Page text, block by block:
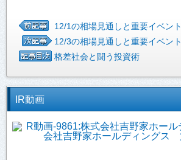
12/1の相場見通しと重要イベント
12/3の相場見通しと重要イベント
格差社会と闘う投資術
IR動画